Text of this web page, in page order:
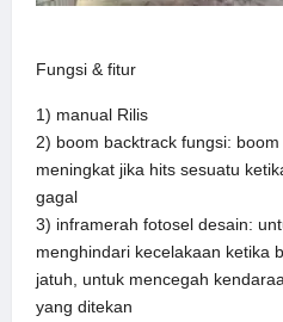
Fungsi & fitur
1) manual Rilis
2) boom backtrack fungsi: boom
meningkat jika hits sesuatu
gagal
3) inframerah fotosel desain:
menghindari kecelakaan ketika
jatuh, untuk mencegah
yang ditekan